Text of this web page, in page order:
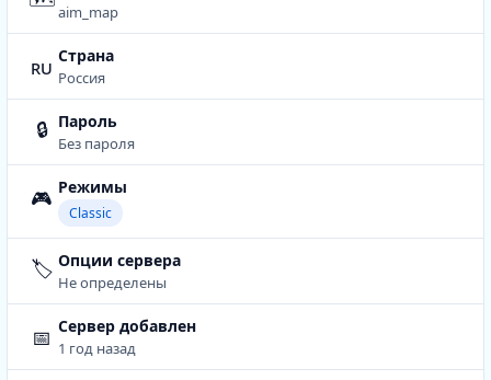
aim_map
ru Страна
Россия
🔒 Пароль
Без пароля
🎮 Режимы
Classic
🏷️ Опции сервера
Не определены
📅 Сервер добавлен
1 год назад